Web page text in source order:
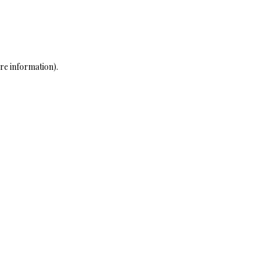
information).